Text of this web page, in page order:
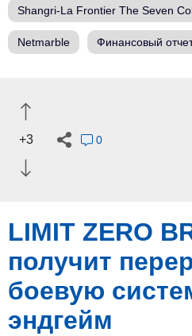
Shangri-La Frontier The Seven
Netmarble Финансовый
+3 0
LIMIT ZERO
получит
боевую
эндгейм